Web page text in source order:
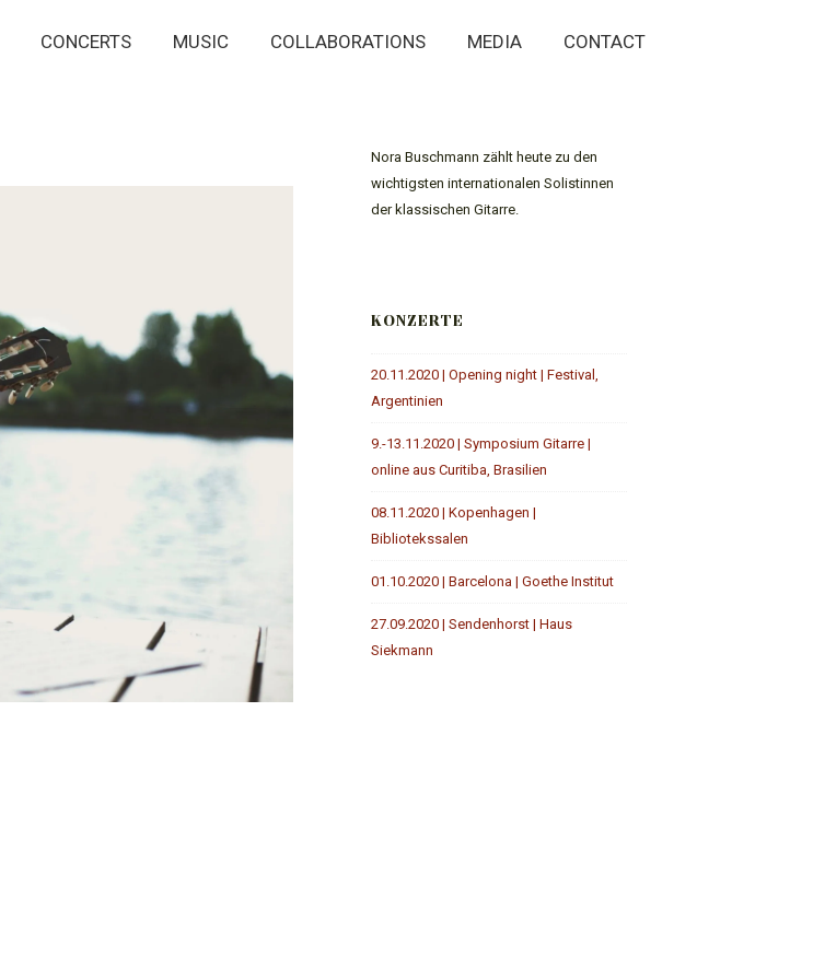
CONCERTS MUSIC COLLABORATIONS MEDIA CONTACT
Nora Buschmann zählt heute zu den
wichtigsten internationalen Solistinnen
der klassischen Gitarre.
KONZERTE
20.11.2020 | Opening night | Festival,
Argentinien
9.-13.11.2020 | Symposium Gitarre |
online aus Curitiba, Brasilien
08.11.2020 | Kopenhagen |
Bibliotekssalen
01.10.2020 | Barcelona | Goethe Institut
27.09.2020 | Sendenhorst | Haus
Siekmann